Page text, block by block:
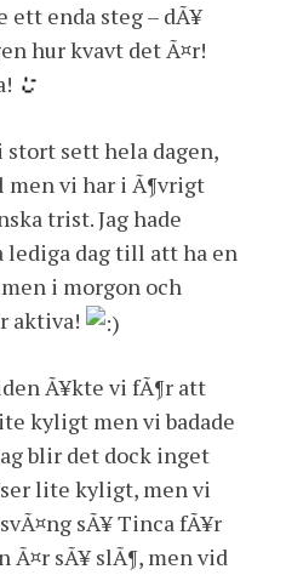
ett enda steg – dÃ¥
hur kvavt det Ã¤r!
sett hela dagen,
men vi har i Ã¶vrigt
trist. Jag hade
dag till att ha en
i morgon och
aktiva!
Ã¥kte vi fÃ¶r att
kyligt men vi badade
blir det dock inget
lite kyligt, men vi
sÃ¥ Tinca fÃ¥r
sÃ¥ slÃ¶, men vid